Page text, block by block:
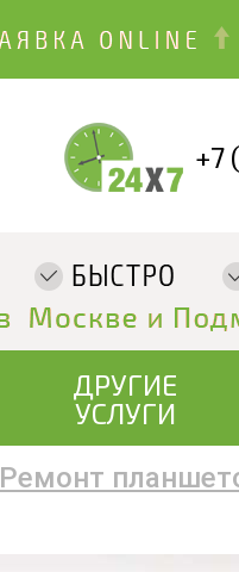
+7
ДРУГИЕ
УСЛУГИ
Ремонт